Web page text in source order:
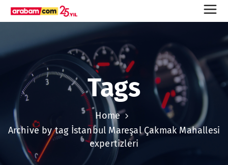
Tags
Home
Archive by tag İstanbul Mareşal Çakmak Mahallesi
expertizleri